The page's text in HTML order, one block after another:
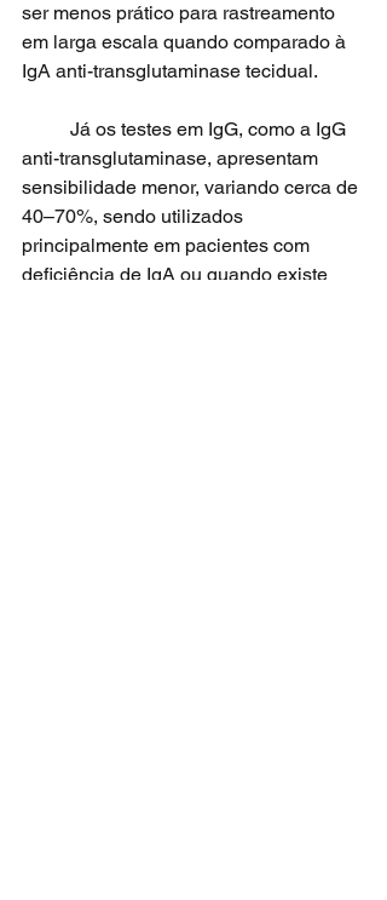
ser menos prático para rastreamento
em larga escala quando comparado à
IgA anti-transglutaminase tecidual.
anti-transglutaminase, apresentam
sensibilidade menor, variando cerca de
40–70%, sendo utilizados
principalmente em pacientes com
deficiência de IgA ou quando existe